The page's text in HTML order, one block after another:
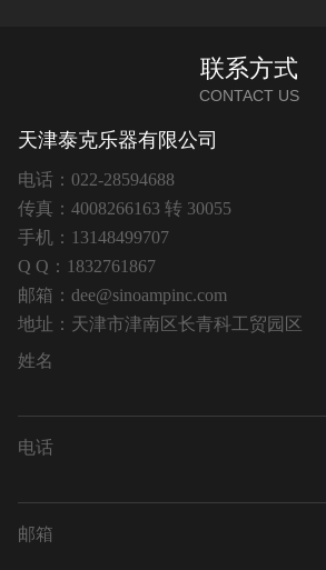
联系方式
CONTACT US
天津泰克乐器有限公司
电话：022-28594688
传真：4008266163 转 30055
手机：13148499707
Q Q：1832761867
邮箱：dee@sinoampinc.com
地址：天津市津南区长青科工贸园区
姓名
电话
邮箱